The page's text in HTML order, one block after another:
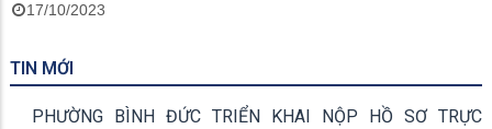
17/10/2023
TIN MỚI
PHƯỜNG BÌNH ĐỨC TRIỂN KHAI NỘP HỒ SƠ TRỰC